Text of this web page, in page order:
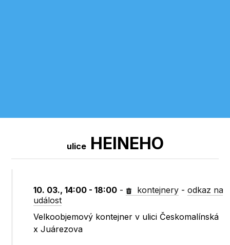
uliceHEINEHO
10. 03., 14:00 - 18:00 - kontejnery -odkaz na
událost
Velkoobjemový kontejner v ulici Českomalínská
x Juárezova